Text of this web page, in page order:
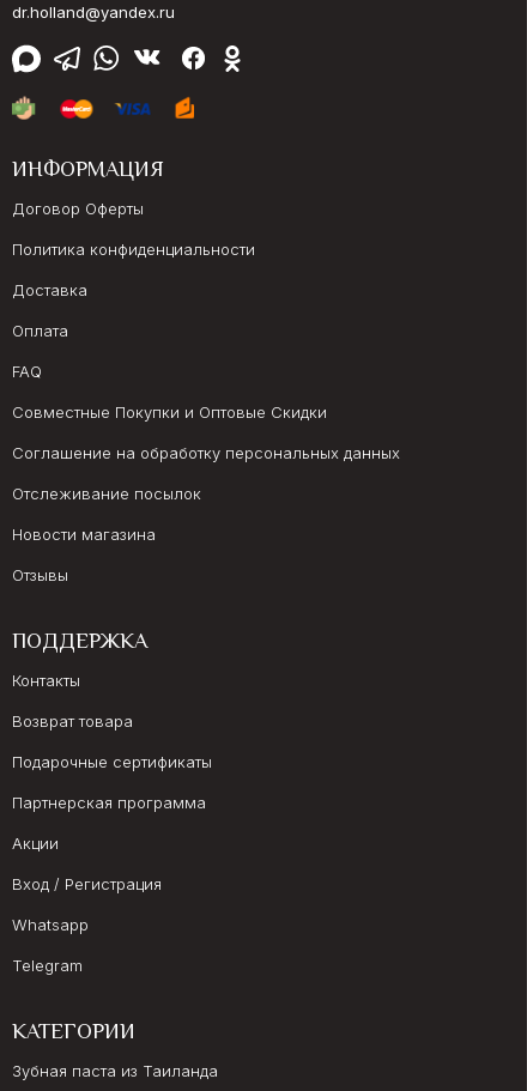
dr.holland@yandex.ru
ИНФОРМАЦИЯ
Договор Оферты
Политика конфиденциальности
Доставка
Оплата
FAQ
Совместные Покупки и Оптовые Скидки
Соглашение на обработку персональных данных
Отслеживание посылок
Новости магазина
Отзывы
ПОДДЕРЖКА
Контакты
Возврат товара
Подарочные сертификаты
Партнерская программа
Акции
Вход / Регистрация
Whatsapp
Telegram
КАТЕГОРИИ
Зубная паста из Таиланда